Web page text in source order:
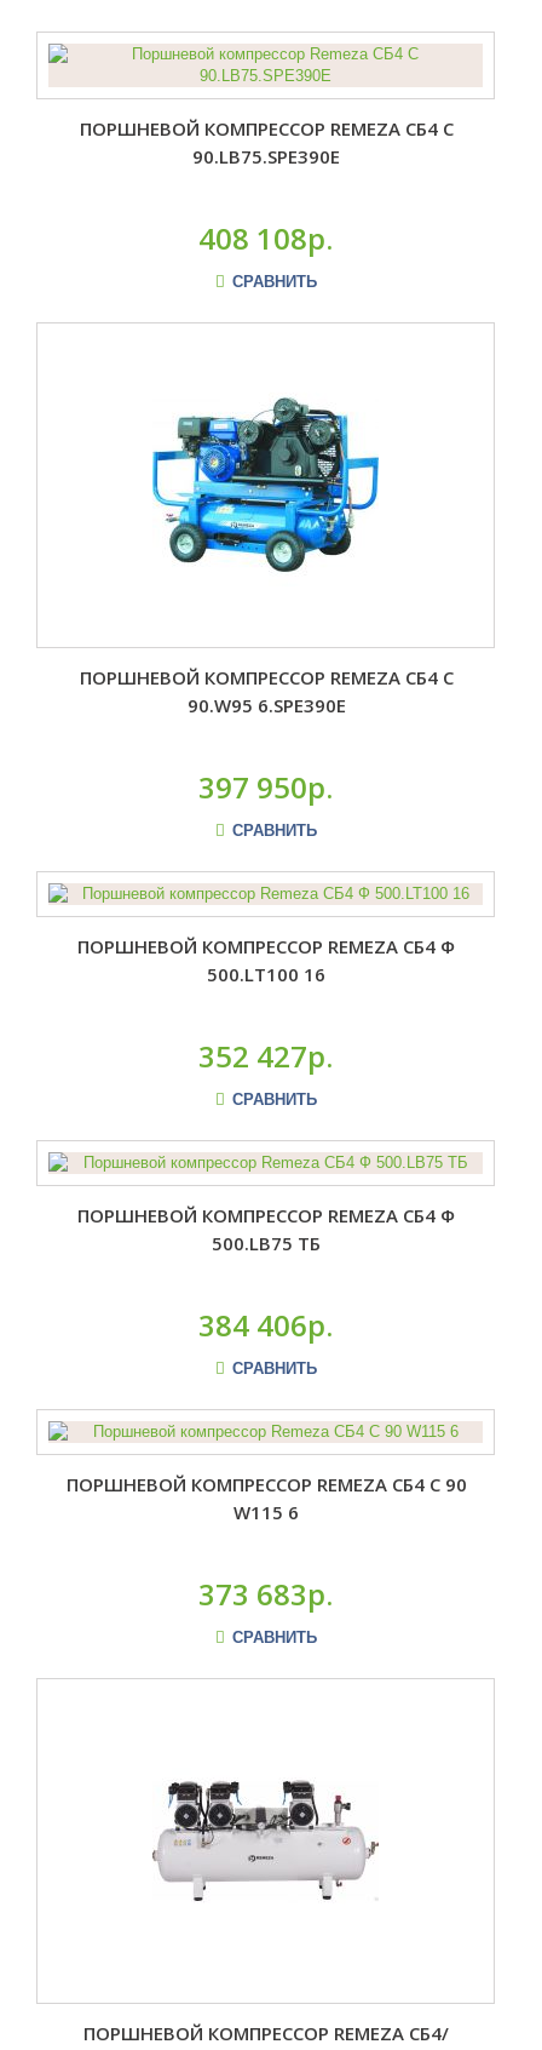
ПОРШНЕВОЙ КОМПРЕССОР REMEZA СБ4 С
90.LB75.SPE390E
408 108р.
СРАВНИТЬ
ПОРШНЕВОЙ КОМПРЕССОР REMEZA СБ4 С
90.W95 6.SPE390E
397 950р.
СРАВНИТЬ
ПОРШНЕВОЙ КОМПРЕССОР REMEZA СБ4 Ф
500.LT100 16
352 427р.
СРАВНИТЬ
ПОРШНЕВОЙ КОМПРЕССОР REMEZA СБ4 Ф
500.LB75 ТБ
384 406р.
СРАВНИТЬ
ПОРШНЕВОЙ КОМПРЕССОР REMEZA СБ4 С 90
W115 6
373 683р.
СРАВНИТЬ
ПОРШНЕВОЙ КОМПРЕССОР REMEZA СБ4/